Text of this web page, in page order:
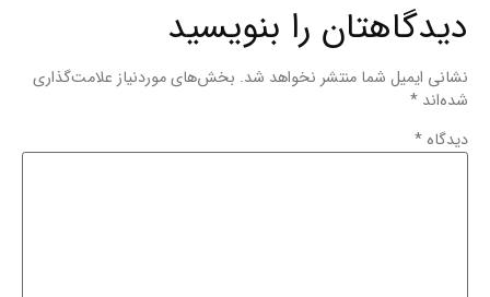
دیدگاهتان را بنویسید
نشانی ایمیل شما منتشر نخواهد شد. بخش‌های موردنیاز علامت‌گذاری
شده‌اند *
دیدگاه *